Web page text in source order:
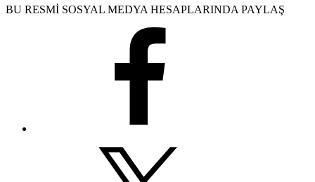
BU RESMİ SOSYAL MEDYA HESAPLARINDA PAYLAŞ